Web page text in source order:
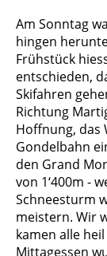
Am Sonntag
hingen
Frühstück
entschieden,
Skifahren
Richtung
Hoffnung, das
Gondelbahn
den Grand
von 1‘400m -
Schneesturm
meistern. Wir
kamen alle
Mittagessen